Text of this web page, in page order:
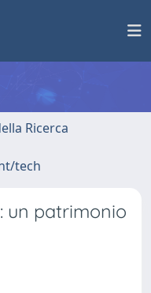
Ricerca
tech
un patrimonio